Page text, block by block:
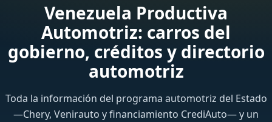
Venezuela Productiva
Automotriz: carros del
gobierno, créditos y directorio
automotriz
Toda la información del programa automotriz del Estado
—Chery, Venirauto y financiamiento CrediAuto— y un